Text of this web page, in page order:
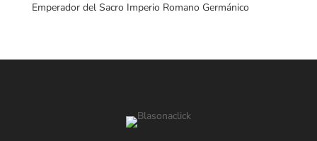
Emperador del Sacro Imperio Romano Germánico